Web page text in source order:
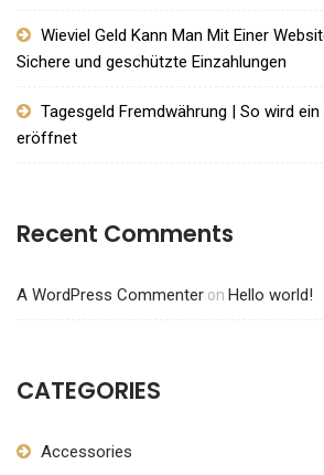
Wieviel Geld Kann Man Mit Einer
Sichere und geschützte Einzahlungen
Tagesgeld Fremdwährung | So wird
eröffnet
Recent Comments
A WordPress Commenter on Hello world!
CATEGORIES
Accessories